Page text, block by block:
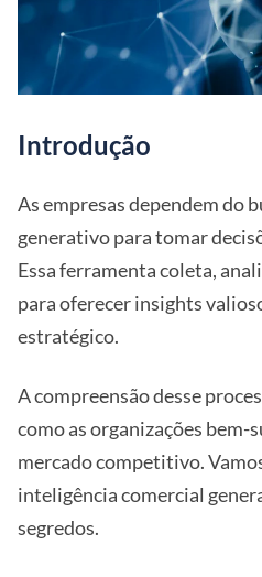
Introdução
As empresas dependem do
generativo para tomar
Essa ferramenta coleta,
para oferecer insights
estratégico.
A compreensão desse
como as organizações bem-
mercado competitivo.
inteligência comercial
segredos.